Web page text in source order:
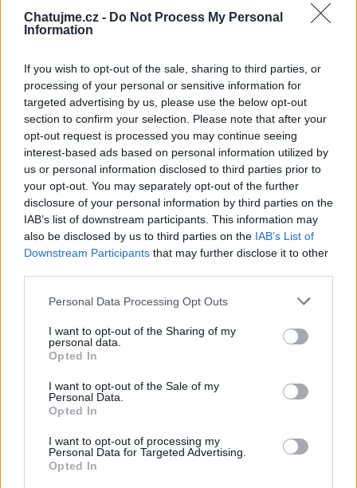
Chatujme.cz - Do Not Process My Personal
Information
If you wish to opt-out of the sale, sharing to third parties, or
processing of your personal or sensitive information for
targeted advertising by us, please use the below opt-out
section to confirm your selection. Please note that after your
opt-out request is processed you may continue seeing
interest-based ads based on personal information utilized by
us or personal information disclosed to third parties prior to
your opt-out. You may separately opt-out of the further
disclosure of your personal information by third parties on the
IAB’s list of downstream participants. This information may
also be disclosed by us to third parties on the IAB’s List of
Downstream Participants that may further disclose it to other
Personal Data Processing Opt Outs
I want to opt-out of the Sharing of my
personal data.
Opted In
I want to opt-out of the Sale of my
Personal Data.
Opted In
I want to opt-out of processing my
Personal Data for Targeted Advertising.
Opted In
dohoda a sud piva (7 1 6)
Přihlásit se a odpovědět
Smazaný|Předmět:mor. hudební trio a jeho
zpěvačka
22.02.21 16:53:01
krep i svah
Amor i sláva ikon (6 7)
Přihlásit se a odpovědět
Smazaný|Předmět:
Reakce na příspěvek#1420
Vizovice a okolí